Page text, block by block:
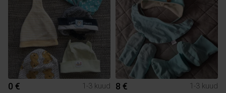
0 € 1-3 kuud 8 € 1-3 kuud